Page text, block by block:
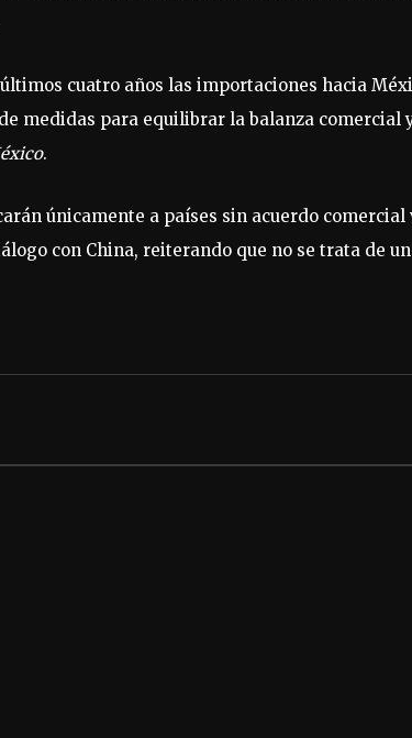
cuatro años las importaciones hacia
medidas para equilibrar la balanza comercial
.
únicamente a países sin acuerdo comercial
con China, reiterando que no se trata de